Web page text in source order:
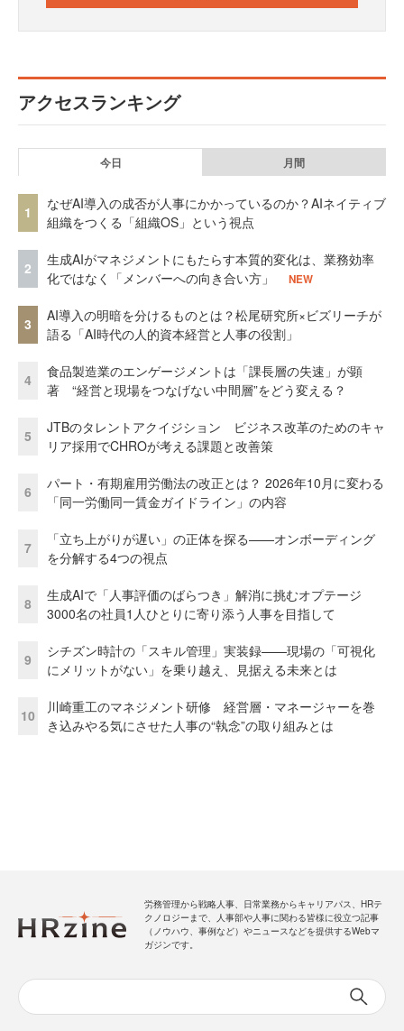
アクセスランキング
今日 月間
1
なぜAI導入の成否が人事にかかっているのか？AIネイティブ
組織をつくる「組織OS」という視点
2
生成AIがマネジメントにもたらす本質的変化は、業務効率
化ではなく「メンバーへの向き合い方」
NEW
3
AI導入の明暗を分けるものとは？松尾研究所×ビズリーチが
語る「AI時代の人的資本経営と人事の役割」
4
食品製造業のエンゲージメントは「課長層の失速」が顕
著 “経営と現場をつなげない中間層”をどう変える？
5
JTBのタレントアクイジション ビジネス改革のためのキャ
リア採用でCHROが考える課題と改善策
6
パート・有期雇用労働法の改正とは？ 2026年10月に変わる
「同一労働同一賃金ガイドライン」の内容
7
「立ち上がりが遅い」の正体を探る——オンボーディング
を分解する4つの視点
8
生成AIで「人事評価のばらつき」解消に挑むオプテージ
3000名の社員1人ひとりに寄り添う人事を目指して
9
シチズン時計の「スキル管理」実装録——現場の「可視化
にメリットがない」を乗り越え、見据える未来とは
10
川崎重工のマネジメント研修 経営層・マネージャーを巻
き込みやる気にさせた人事の“執念”の取り組みとは
労務管理から戦略人事、日常業務からキャリアパス、HRテ
クノロジーまで、人事部や人事に関わる皆様に役立つ記事
（ノウハウ、事例など）やニュースなどを提供するWebマ
ガジンです。